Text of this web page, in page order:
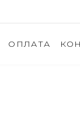
ОПЛАТА